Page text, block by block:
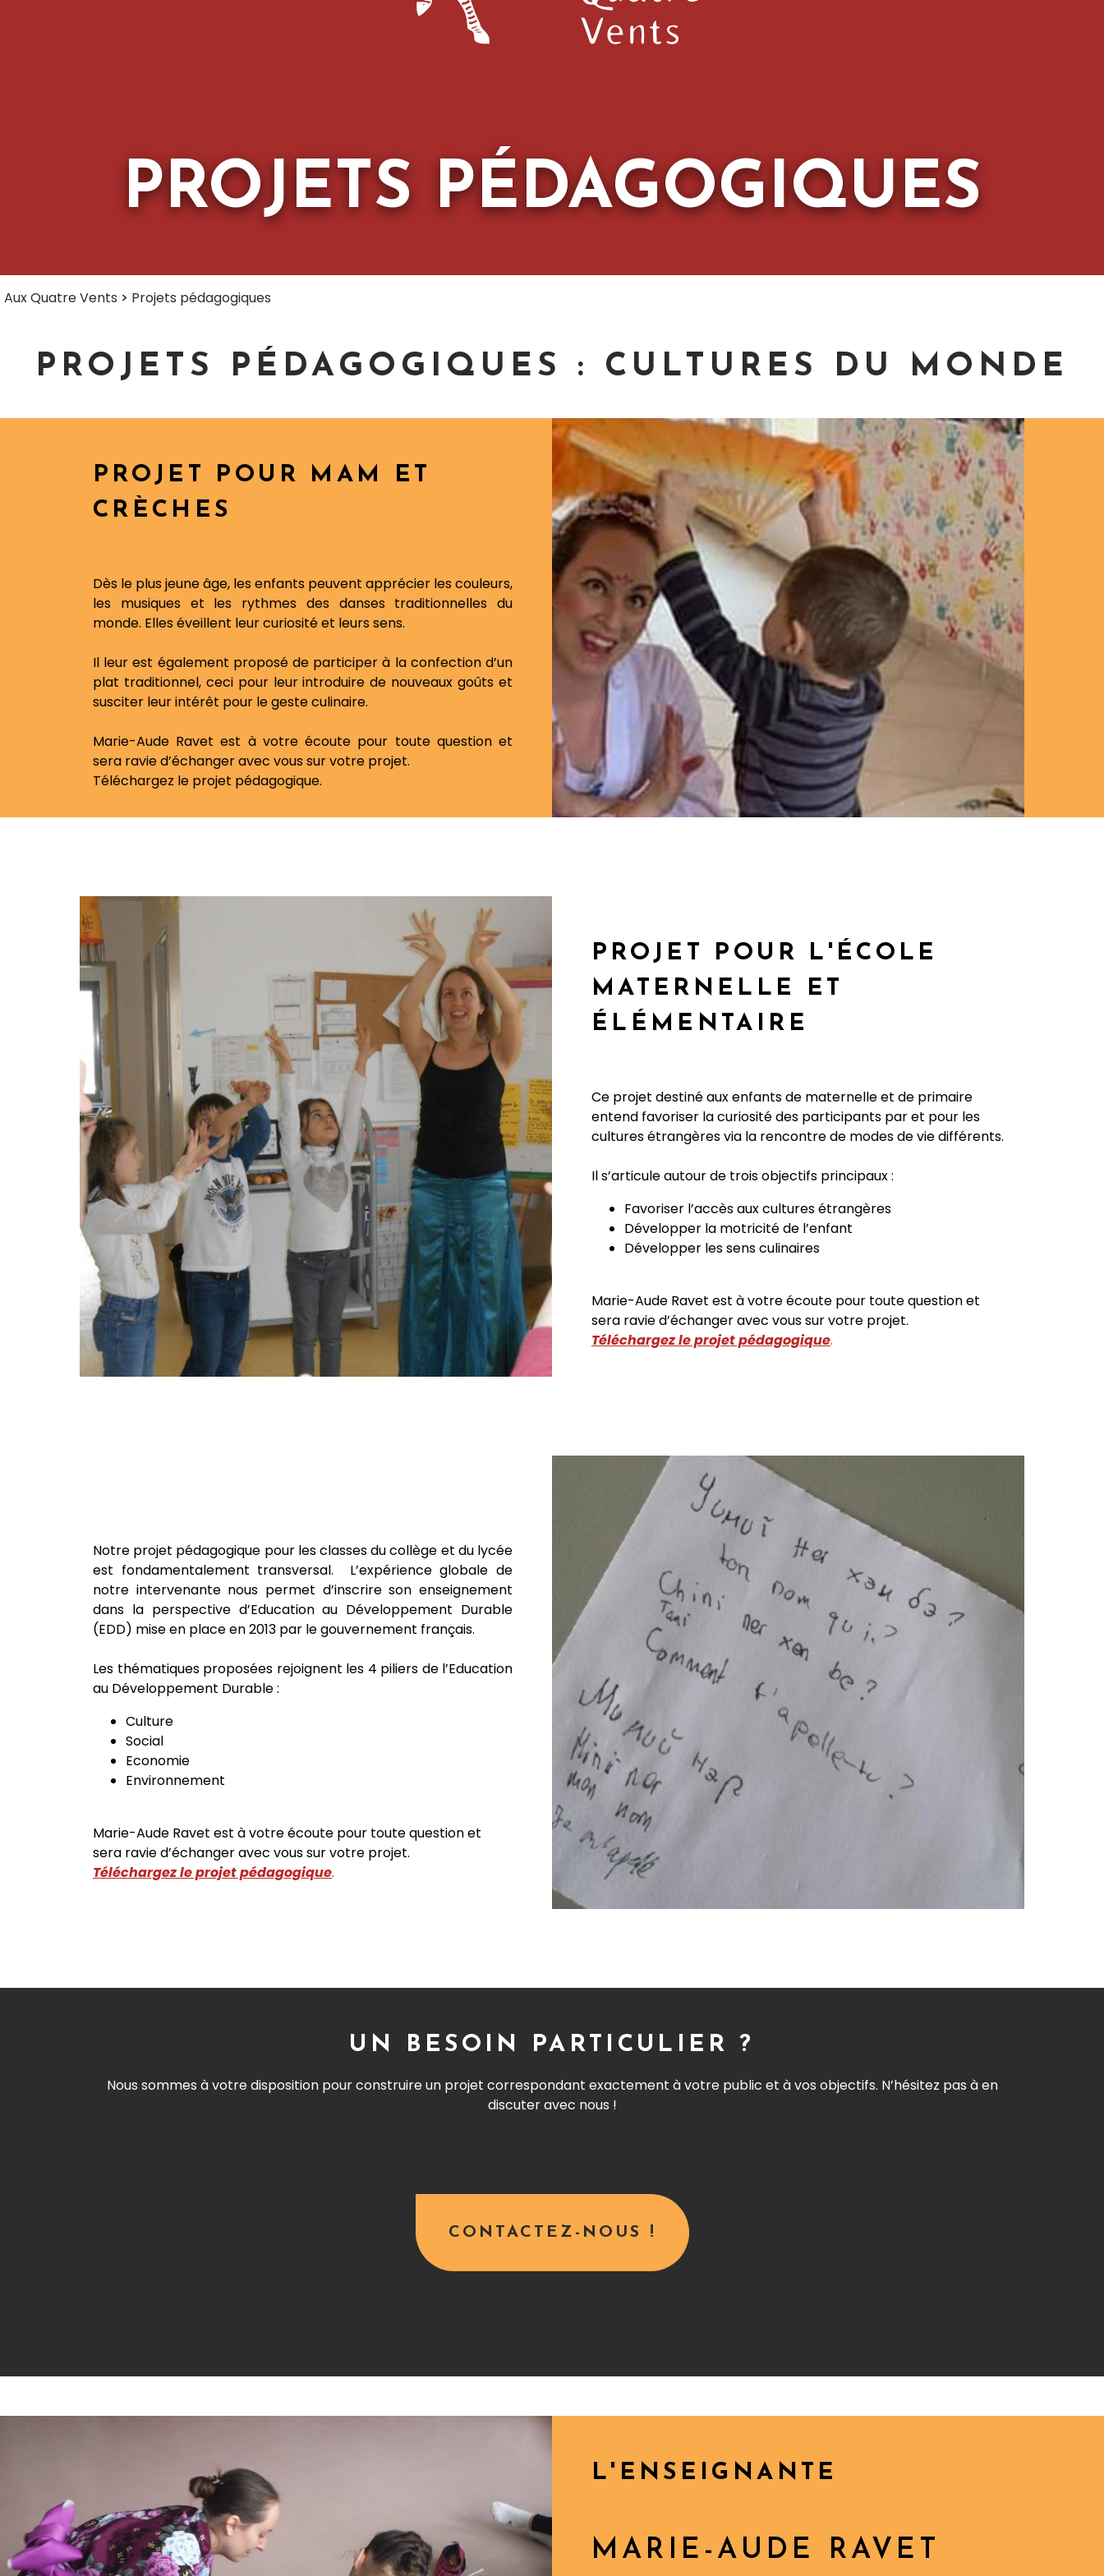
PROJETS PÉDAGOGIQUES
Aux Quatre Vents > Projets pédagogiques
PROJETS PÉDAGOGIQUES : CULTURES DU MONDE
PROJET POUR MAM ET
CRÈCHES
Dès le plus jeune âge, les enfants peuvent apprécier les couleurs,
les musiques et les rythmes des danses traditionnelles du
monde. Elles éveillent leur curiosité et leurs sens.
Il leur est également proposé de participer à la confection d’un
plat traditionnel, ceci pour leur introduire de nouveaux goûts et
susciter leur intérêt pour le geste culinaire.
Marie-Aude Ravet est à votre écoute pour toute question et
sera ravie d’échanger avec vous sur votre projet.
Téléchargez le projet pédagogique.
PROJET POUR L'ÉCOLE
MATERNELLE ET
ÉLÉMENTAIRE
Ce projet destiné aux enfants de maternelle et de primaire
entend favoriser la curiosité des participants par et pour les
cultures étrangères via la rencontre de modes de vie différents.
Il s’articule autour de trois objectifs principaux :
Favoriser l’accès aux cultures étrangères
Développer la motricité de l’enfant
Développer les sens culinaires
Marie-Aude Ravet est à votre écoute pour toute question et
sera ravie d’échanger avec vous sur votre projet.
Téléchargez le projet pédagogique.
Notre projet pédagogique pour les classes du collège et du lycée
est fondamentalement transversal. L’expérience globale de
notre intervenante nous permet d’inscrire son enseignement
dans la perspective d’Education au Développement Durable
(EDD) mise en place en 2013 par le gouvernement français.
Les thématiques proposées rejoignent les 4 piliers de l’Education
au Développement Durable :
Culture
Social
Economie
Environnement
Marie-Aude Ravet est à votre écoute pour toute question et
sera ravie d’échanger avec vous sur votre projet.
Téléchargez le projet pédagogique.
UN BESOIN PARTICULIER ?
Nous sommes à votre disposition pour construire un projet correspondant exactement à votre public et à vos objectifs. N’hésitez pas à en
discuter avec nous !
CONTACTEZ-NOUS !
L'ENSEIGNANTE
MARIE-AUDE RAVET